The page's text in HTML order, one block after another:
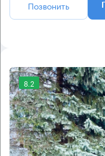
Позвонить
8.2